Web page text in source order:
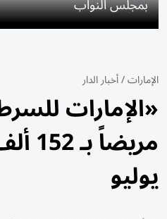
الإمارات/أخبار الدار
يوليو